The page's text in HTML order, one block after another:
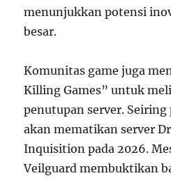
menunjukkan potensi
besar.
Komunitas game juga
Killing Games” untuk
penutupan server. Seiring
akan mematikan server
Inquisition pada 2026.
Veilguard membuktikan